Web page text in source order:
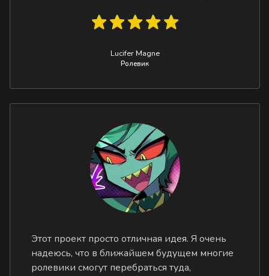
Lucifer Magne
Ролевик
Этот проект просто отличная идея. Я очень
надеюсь, что в ближайшем будущем многие
ролевики смогут перебраться туда,